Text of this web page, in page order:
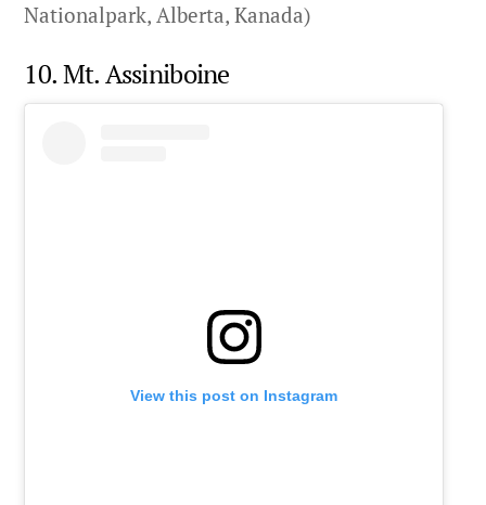
Nationalpark, Alberta, Kanada)
10. Mt. Assiniboine
View this post on Instagram